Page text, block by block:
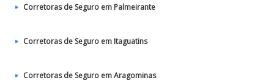
Corretoras de Seguro em Palmeirante
Corretoras de Seguro em Itaguatins
Corretoras de Seguro em Aragominas